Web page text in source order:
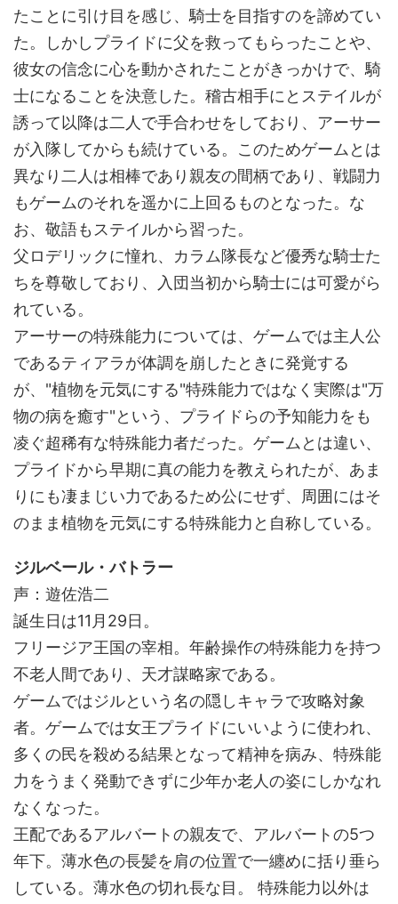
たことに引け目を感じ、騎士を目指すのを諦めてい
た。しかしプライドに父を救ってもらったことや、
彼女の信念に心を動かされたことがきっかけで、騎
士になることを決意した。稽古相手にとステイルが
誘って以降は二人で手合わせをしており、アーサー
が入隊してからも続けている。このためゲームとは
異なり二人は相棒であり親友の間柄であり、戦闘力
もゲームのそれを遥かに上回るものとなった。な
お、敬語もステイルから習った。
父ロデリックに憧れ、カラム隊長など優秀な騎士た
ちを尊敬しており、入団当初から騎士には可愛がら
れている。
アーサーの特殊能力については、ゲームでは主人公
であるティアラが体調を崩したときに発覚する
が、"植物を元気にする"特殊能力ではなく実際は"万
物の病を癒す"という、プライドらの予知能力をも
凌ぐ超稀有な特殊能力者だった。ゲームとは違い、
プライドから早期に真の能力を教えられたが、あま
りにも凄まじい力であるため公にせず、周囲にはそ
のまま植物を元気にする特殊能力と自称している。
ジルベール・バトラー
声：遊佐浩二
誕生日は11月29日。
フリージア王国の宰相。年齢操作の特殊能力を持つ
不老人間であり、天才謀略家である。
ゲームではジルという名の隠しキャラで攻略対象
者。ゲームでは女王プライドにいいように使われ、
多くの民を殺める結果となって精神を病み、特殊能
力をうまく発動できずに少年か老人の姿にしかなれ
なくなった。
王配であるアルバートの親友で、アルバートの5つ
年下。薄水色の長髪を肩の位置で一纏めに括り垂ら
している。薄水色の切れ長な目。 特殊能力以外は